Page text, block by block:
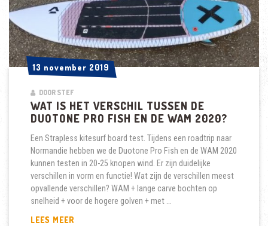
13 november 2019
13 november 2019
DOOR STEF
WAT IS HET VERSCHIL TUSSEN DE
DUOTONE PRO FISH EN DE WAM 2020?
Een Strapless kitesurf board test. Tijdens een roadtrip naar
Normandie hebben we de Duotone Pro Fish en de WAM 2020
kunnen testen in 20-25 knopen wind. Er zijn duidelijke
verschillen in vorm en functie! Wat zijn de verschillen meest
opvallende verschillen? WAM + lange carve bochten op
snelheid + voor de hogere golven + met …
LEES MEER